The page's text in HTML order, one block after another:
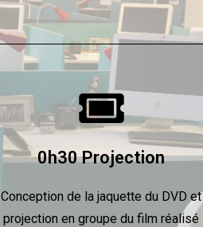
0h30 Projection
Conception de la jaquette du DVD et
projection en groupe du film réalisé